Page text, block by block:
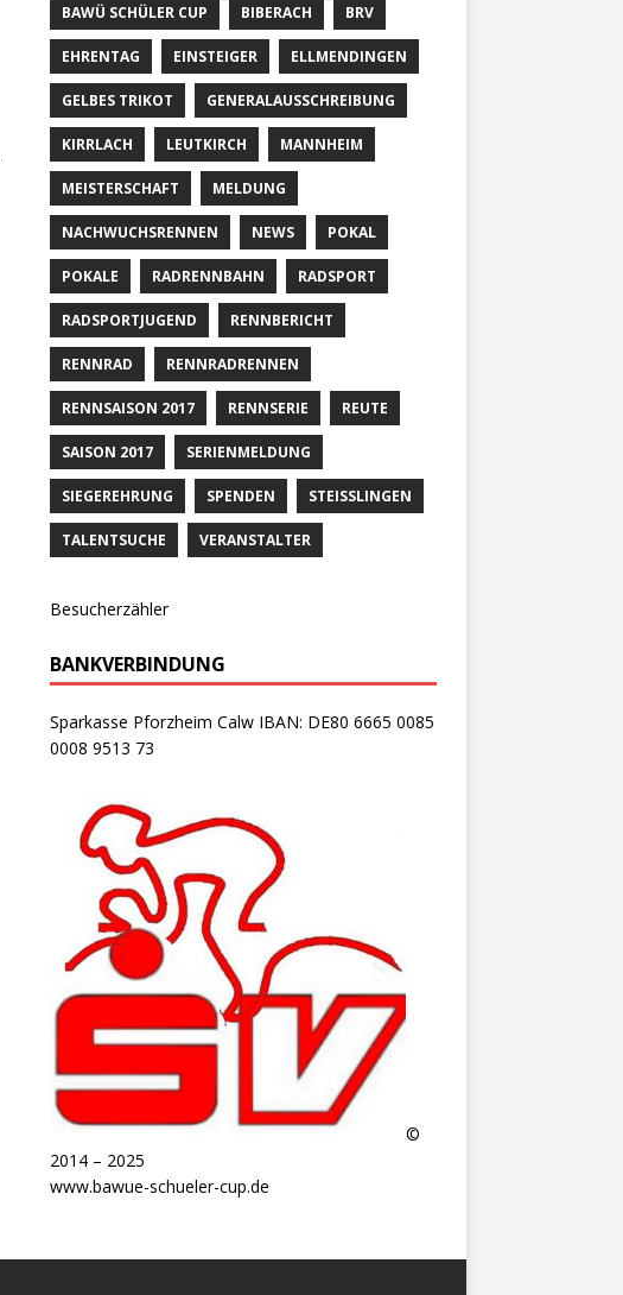
BAWÜ SCHÜLER CUP BIBERACH BRV
EHRENTAG EINSTEIGER ELLMENDINGEN
GELBES TRIKOT GENERALAUSSCHREIBUNG
KIRRLACH LEUTKIRCH MANNHEIM
MEISTERSCHAFT MELDUNG
NACHWUCHSRENNEN NEWS POKAL
POKALE RADRENNBAHN RADSPORT
RADSPORTJUGEND RENNBERICHT
RENNRAD RENNRADRENNEN
RENNSAISON 2017 RENNSERIE REUTE
SAISON 2017 SERIENMELDUNG
SIEGEREHRUNG SPENDEN STEISSLINGEN
TALENTSUCHE VERANSTALTER
Besucherzähler
BANKVERBINDUNG
Sparkasse Pforzheim Calw IBAN: DE80 6665 0085
0008 9513 73
©
2014 – 2025
www.bawue-schueler-cup.de